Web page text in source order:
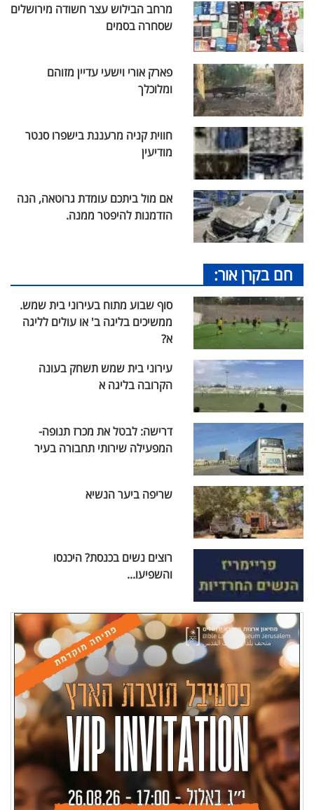
מרחב הבילוש עצר חשודה מירושלים
שסחרה בסמים
פארק אורי וישעי עדיין מזוהם
ומלוכלך
חווית קניה מרעננת בישפרו סנטר
מודיעין
אם מול ביתכם עומדת גרוטאה, הנה
הזדמנות להיפטר ממנה.
חם בקרן אור:
סוף שבוע מתוח בעירוני בית שמש.
ממשיכים בליגה ב' או עולים לליגה
א?
עירוני בית שמש תשחק בעונה
הקרובה בליגה א
דרישה: לבטל את מכרז תנופה-
המפעילה שירותי תחבורה בעיר
שריפה ביער הנשיא
רוצים נשים בכנסת? היכנסו
והשפיעו...